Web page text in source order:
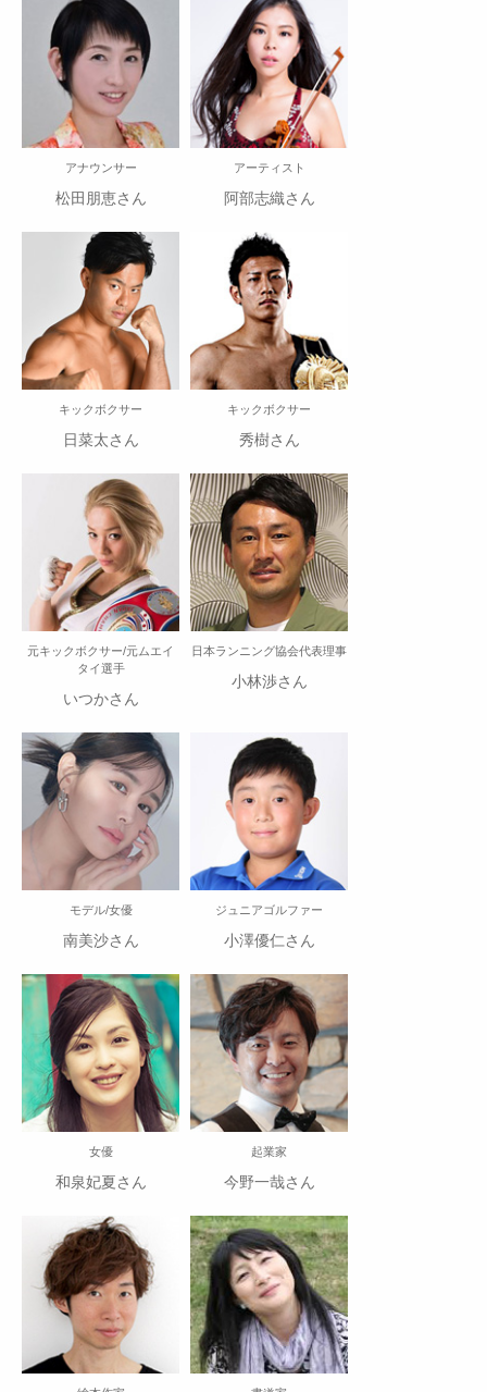
アナウンサー
松田朋恵さん
アーティスト
阿部志織さん
キックボクサー
日菜太さん
キックボクサー
秀樹さん
元キックボクサー/元ムエイ
タイ選手
いつかさん
日本ランニング協会代表理事
小林渉さん
モデル/女優
南美沙さん
ジュニアゴルファー
小澤優仁さん
女優
和泉妃夏さん
起業家
今野一哉さん